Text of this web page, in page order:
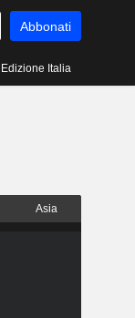
Abbonati
Edizione Italia
Asia